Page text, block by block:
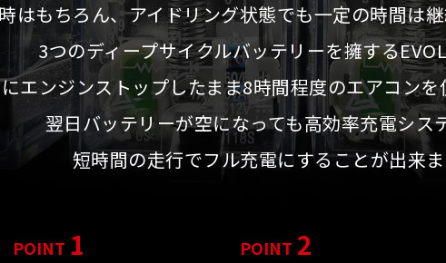
はもちろん、アイドリング状態でも一定の時間は継
3つのディープサイクルバッテリーを擁する
エンジンストップしたまま8時間程度のエアコン
翌日バッテリーが空になっても高効率充電シス
短時間の走行でフル充電にすることが出来ま
POINT 1 POINT 2